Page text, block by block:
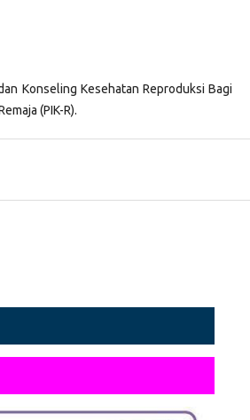
Konseling Kesehatan Reproduksi Bagi
(PIK-R).